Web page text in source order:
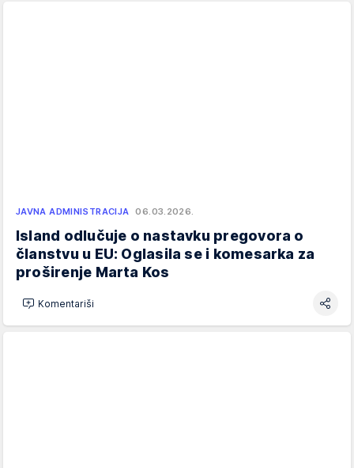
JAVNA ADMINISTRACIJA 06.03.2026.
Island odlučuje o nastavku pregovora o
članstvu u EU: Oglasila se i komesarka za
proširenje Marta Kos
Komentariši